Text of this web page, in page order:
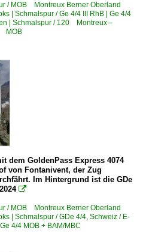
/ MOB Montreux Berner Oberland
| Schmalspur / Ge 4/4 III RhB | Ge 4/4
| Schmalspur / 120 Montreux –
MOB
dem GoldenPass Express 4074
von Fontanivent, der Zug
Im Hintergrund ist die GDe

/ MOB Montreux Berner Oberland
| Schmalspur / GDe 4/4, Schweiz / E-
4/4 MOB + BAM/MBC